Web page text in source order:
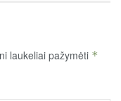
laukeliai pažymėti *